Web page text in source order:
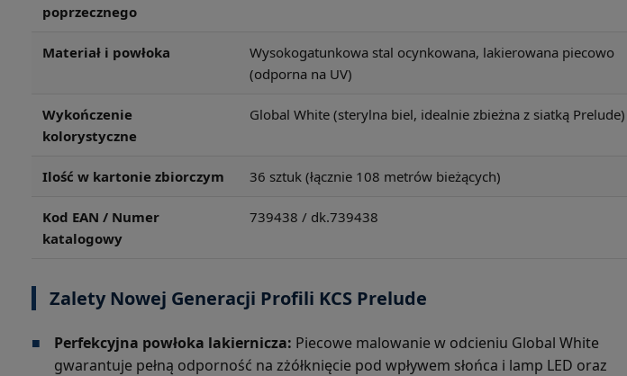
poprzecznego
Materiał i powłoka
Wysokogatunkowa stal ocynkowana, lakierowana piecowo
(odporna na UV)
Wykończenie
kolorystyczne
Global White (sterylna biel, idealnie zbieżna z siatką Prelude)
Ilość w kartonie zbiorczym 36 sztuk (łącznie 108 metrów bieżących)
Kod EAN / Numer
katalogowy
739438 / dk.739438
Zalety Nowej Generacji Profili KCS Prelude
■ Perfekcyjna powłoka lakiernicza: Piecowe malowanie w odcieniu Global White
gwarantuje pełną odporność na zżółknięcie pod wpływem słońca i lamp LED oraz